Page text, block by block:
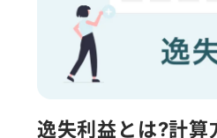
逸失利益とは?計算